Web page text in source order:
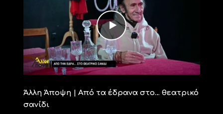
Άλλη Άποψη | Από τα έδρανα στο… θεατρικό
σανίδι